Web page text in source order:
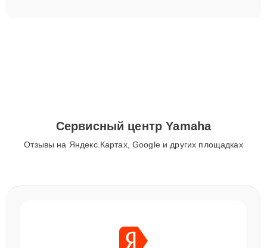
Сервисный центр Yamaha
Отзывы на Яндекс.Картах, Google и других площадках